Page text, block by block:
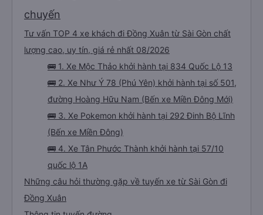
chuyến
Tư vấn TOP 4 xe khách đi Đồng Xuân từ Sài Gòn chất
lượng cao, uy tín, giá rẻ nhất 08/2026
🚌 1. Xe Mộc Thảo khởi hành tại 834 Quốc Lộ 13
🚌 2. Xe Như Ý 78 (Phú Yên) khởi hành tại số 501,
đường Hoàng Hữu Nam (Bến xe Miền Đông Mới)
🚌 3. Xe Pokemon khởi hành tại 292 Đinh Bộ Lĩnh
(Bến xe Miền Đông)
🚌 4. Xe Tân Phước Thành khởi hành tại 57/10
quốc lộ 1A
Những câu hỏi thường gặp về tuyến xe từ Sài Gòn đi
Đồng Xuân